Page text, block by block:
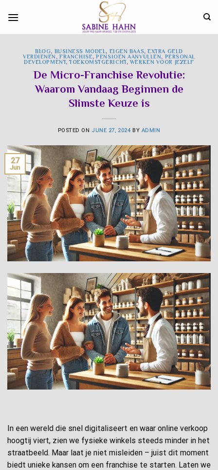
BLOG, BUSINESS MODEL , EIGEN BAAS,EXTRA GELD
VERDIENEN ,FRANCHISE,PENSIOEN AANVULLEN, PERSONAL
DEVELOPMENT,TOEKOMSTGERICHT, WERKEN VOOR JEZELF
De Micro-Franchise Revolutie:
Waarom Vandaag Beginnen de
Slimste Keuze is
POSTED ON JUNE 27, 2024 BY ADMIN
27
Jun
In een wereld die snel digitaliseert en waar online verkoop
hoogtij viert, zien we fysieke winkels steeds minder in het
straatbeeld. Maar laat je niet misleiden – juist dit moment
biedt unieke kansen om een franchise te starten. Laten we